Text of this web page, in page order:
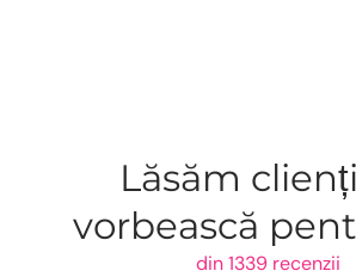
Lăsăm
vorbească
din 1339 recenzii